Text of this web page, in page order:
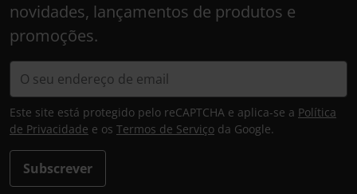
novidades, lançamentos de produtos e
promoções.
Subscrever
Este site está protegido pelo reCAPTCHA e aplica-se a Política
de Privacidade e os Termos de Serviço da Google.